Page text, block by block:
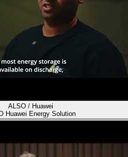
ALSO / Huawei
Huawei Energy Solution